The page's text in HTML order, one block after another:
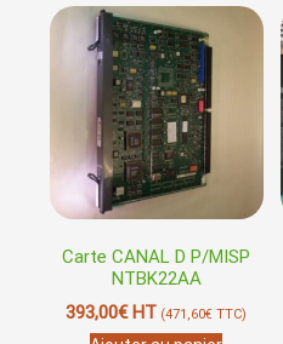
Carte CANAL D P/MISP
NTBK22AA
393,00€HT (471,60€ TTC)